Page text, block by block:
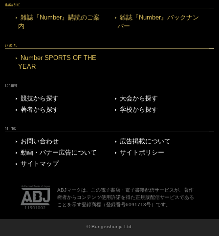
MAGAZINE
雑誌『Number』購読のご案
内
雑誌『Number』バックナン
バー
SPECIAL
Number SPORTS OF THE
YEAR
ARCHIVE
競技から探す
大会から探す
著者から探す
学校から探す
OTHERS
お問い合わせ
広告掲載について
動画・バナー広告について
サイトポリシー
サイトマップ
ABJマークは、この電子書店・電子書籍配信サービスが、著作
権者からコンテンツ使用許諾を得た正規版配信サービスである
ことを示す登録商標（登録番号6091713号）です。
© Bungeishunju Ltd.